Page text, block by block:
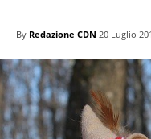
By Redazione CDN 20 Luglio